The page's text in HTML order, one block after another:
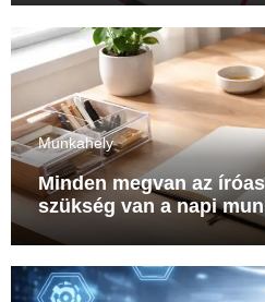
Munkahely
Minden megvan az
szükség van a napi